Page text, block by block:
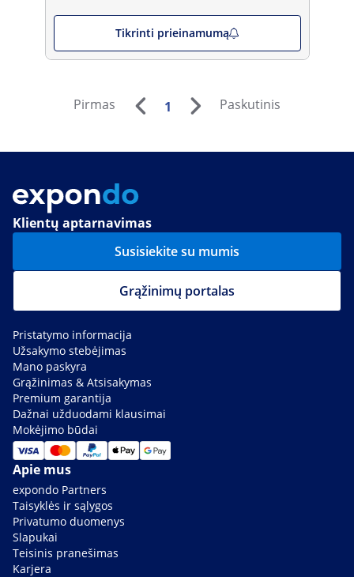
Tikrinti prieinamumą
Pirmas 1 Paskutinis
Klientų aptarnavimas
Susisiekite su mumis
Grąžinimų portalas
Pristatymo informacija
Užsakymo stebėjimas
Mano paskyra
Grąžinimas & Atsisakymas
Premium garantija
Dažnai užduodami klausimai
Mokėjimo būdai
Apie mus
expondo Partners
Taisyklės ir sąlygos
Privatumo duomenys
Slapukai
Teisinis pranešimas
Karjera